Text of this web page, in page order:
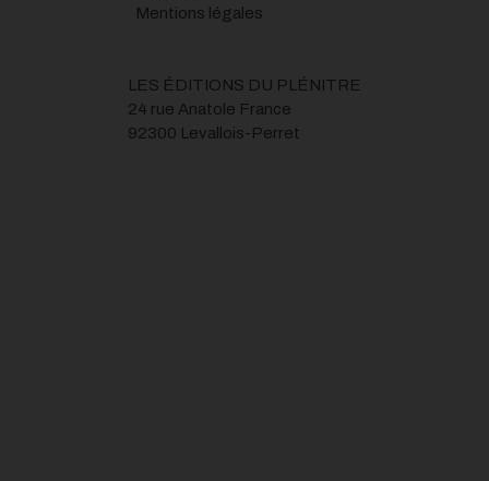
Mentions légales
LES ÉDITIONS DU PLÉNITRE
24 rue Anatole France
92300 Levallois-Perret